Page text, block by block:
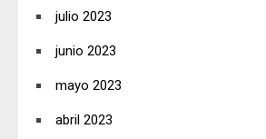
julio 2023
junio 2023
mayo 2023
abril 2023